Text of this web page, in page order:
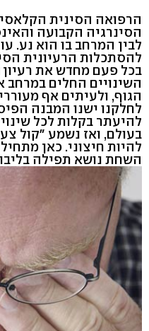
הרפואה הסינית
הסינרגיה הקבועה
לבין המרחב בו הוא נע.
להסתכלות הרעיונית
בכל פעם מחדש את רעיון
השינויים החלים במרחב
הגוף, ולעיתים אף
לחלקנו ישנו המבנה
להיעתר בקלות לכל
בעולם, ואז נשמע "קול
להיות חיצוני. כאן
השחת נושא תפילה